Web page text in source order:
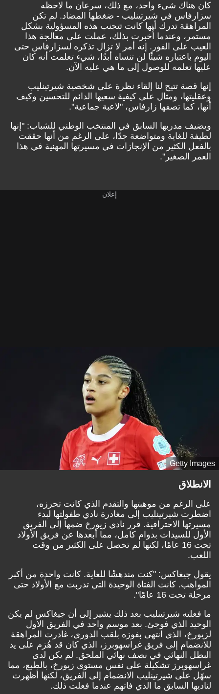
كان هناك شيء واحد، مع ذلك، سرعان ما لاحظه
سزارفاس في شيرتينليب - ضغطها المضاد. لم تكن
المراهقة تدرك أنها كانت تتجنب هذه المسؤولية بشكل
مستمر، وعندما أُخبرت بذلك، عملت على معالجة هذا
العيب على الفور. إنه أمر لا تزال تذكره لسزارفاس حتى
اليوم باعتباره شيئًا لن تنساه أبدًا، شيء تعلمت أنه كان
عليها تعلمه للوصول إلى ما هي عليه الآن.
إنها قصة تتيح لنا إلقاء نظرة على شخصية شيرتينليب
وعقليتها، ومثال على كيفية سعيها الدائم للتحسين وكيف
أنها، كما تصفها زارفاس، "لاعبة جماعية".
ويضيف مدربها السابق في المنتخب الوطني للشباب: "إنها
لطيفة للغاية ومتواضعة جدًا، على الرغم من أنها حققت
بالفعل الكثير من الإنجازات في مسيرتها المهنية في هذا
العمر الصغير".
Getty Images
الانطلاق
على الرغم من موهبتها والتقدم الذي كانت تحرزه،
اضطرت شيرتينليب إلى مغادرة نادي طفولتها لبدء
مسيرتها الاحترافية. قرر نادي زيورخ ضمها إلى الفريق
الأول للسيدات بدوام كامل، مما أبعدها عن فريق الأولاد
تحت 16 عامًا، لكنها لم تحصل على الكثير من وقت
اللعب.
يقول جيغاكس: "كنت مندهشًا للغاية. كانت واحدة من أكبر
المواهب. كانت الفتاة الوحيدة التي تدربت مع الأولاد حتى
مرحلة تحت 16 عامًا".
ما فعلته شيرتينليب بعد ذلك يشير إلى أن جيغاكس لم يكن
الوحيد الذي فوجئ. بعد موسم واحد في الفريق الأول
لزيورخ، الذي انتهى بفوزه بلقب الدوري، غادرت المراهقة
للانضمام إلى فريق غراسهوبرز، الذي كان قد هُزم على يد
البطل النهائي في نصف نهائي الملحق. لم يكن لدى
غراسهوبرز تشكيلة على نفس مستوى زيورخ، بالطبع، مما
سهّل على شيرتينليب الانضمام إلى الفريق، لكنها أظهرت
لناديها السابق ما الذي فاتهم عندما فعلت ذلك.